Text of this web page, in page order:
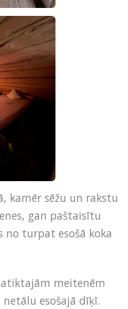
kamēr sēžu un rakstu
gan paštaisītu
turpat esošā koka
meitenēm
esošajā dīķī.